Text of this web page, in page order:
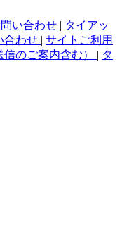
い合わせ | タイアッ
合わせ | サイトご利用
のご案内含む） | タ